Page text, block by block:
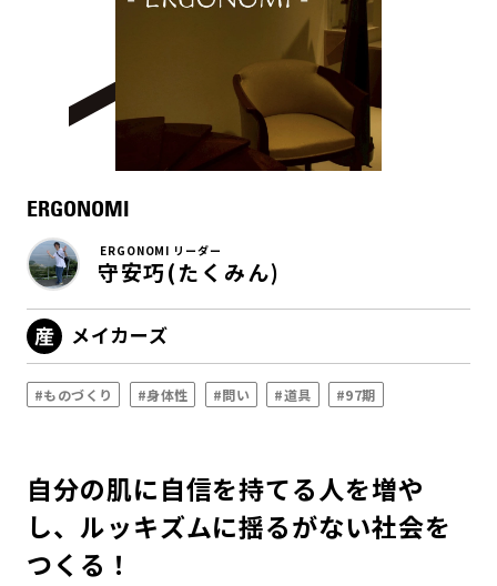
ERGONOMI
ERGONOMI リーダー
守安巧(たくみん)
メイカーズ
#ものづくり #身体性 #問い #道具 #97期
自分の肌に自信を持てる人を増や
し、ルッキズムに揺るがない社会を
つくる！